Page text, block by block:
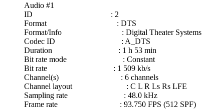
Audio #1
ID : 2
Format : DTS
Format/Info : Digital Theater Systems
Codec ID : A_DTS
Duration : 1 h 53 min
Bit rate mode : Constant
Bit rate : 1 509 kb/s
Channel(s) : 6 channels
Channel layout : C L R Ls Rs LFE
Sampling rate : 48.0 kHz
Frame rate : 93.750 FPS (512 SPF)